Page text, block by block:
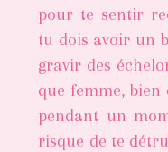
pour te sentir
tu dois avoir un
gravir des
que femme, bien
pendant un
risque de te